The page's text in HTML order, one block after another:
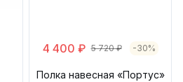
4 400 ₽ 5 720 ₽ -30%
Полка навесная «Портус»